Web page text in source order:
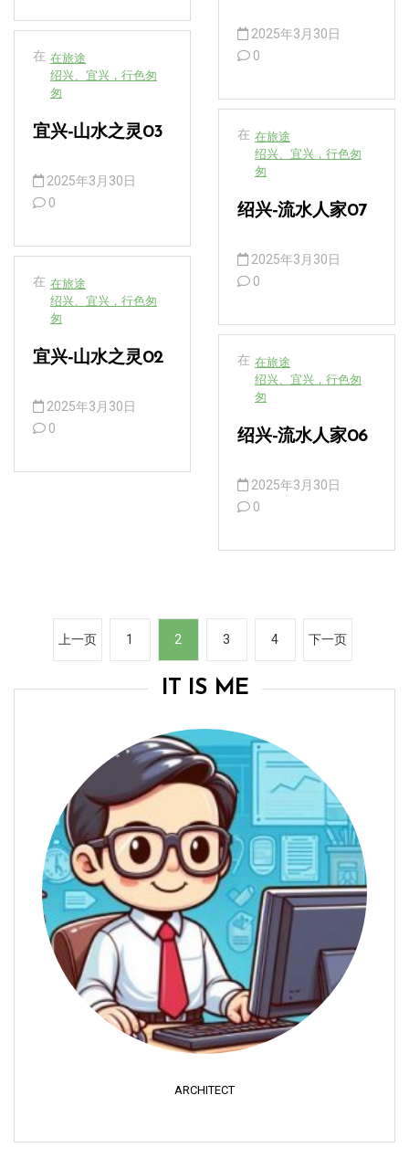
在 在旅途
绍兴、宜兴，行色匆
匆
宜兴-山水之灵03
2025年3月30日
0
在 在旅途
绍兴、宜兴，行色匆
匆
宜兴-山水之灵02
2025年3月30日
0
2025年3月30日
0
在 在旅途
绍兴、宜兴，行色匆
匆
绍兴-流水人家07
2025年3月30日
0
在 在旅途
绍兴、宜兴，行色匆
匆
绍兴-流水人家06
2025年3月30日
0
分
上一页 1 2 3 4 下一页
IT IS ME
ARCHITECT